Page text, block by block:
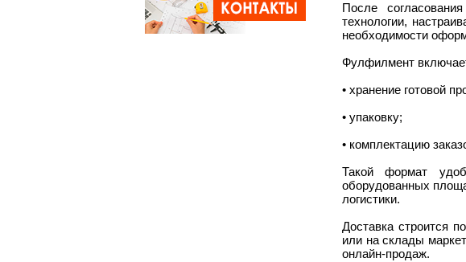
После
технологии,
необходимости
Фулфилмент
• хранение готовой
• упаковку;
• комплектацию
Такой формат
оборудованных
логистики.
Доставка строится
или на склады
онлайн-продаж.